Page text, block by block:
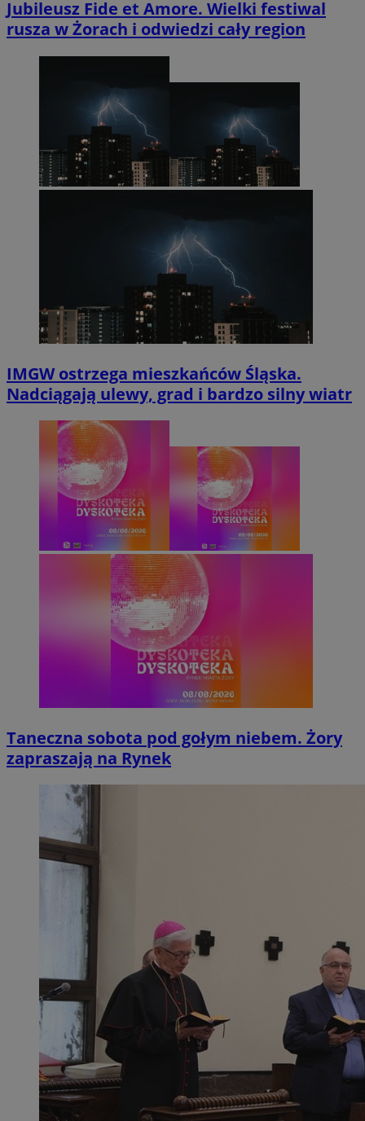
Jubileusz Fide et Amore. Wielki festiwal
rusza w Żorach i odwiedzi cały region
IMGW ostrzega mieszkańców Śląska.
Nadciągają ulewy, grad i bardzo silny wiatr
Taneczna sobota pod gołym niebem. Żory
zapraszają na Rynek